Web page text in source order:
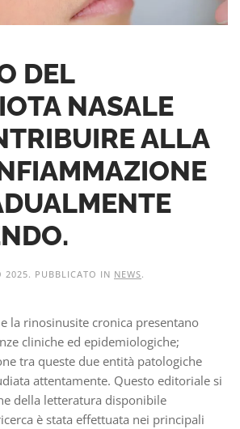
DEL
NASALE
ALLA
2025. PUBBLICATO IN NEWS.
la rinosinusite cronica presentano
cliniche ed epidemiologiche;
tra queste due entità patologiche
attentamente. Questo editoriale si
della letteratura disponibile
è stata effettuata nei principali